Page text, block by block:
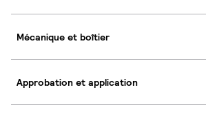
Mécanique et boîtier
Approbation et application